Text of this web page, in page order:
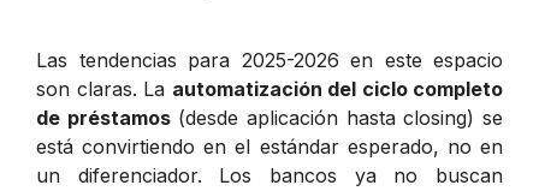
Las tendencias para 2025-2026 en este espacio
son claras. La automatización del ciclo completo
de préstamos(desde aplicación hasta closing) se
está convirtiendo en el estándar esperado, no en
un diferenciador. Los bancos ya no buscan